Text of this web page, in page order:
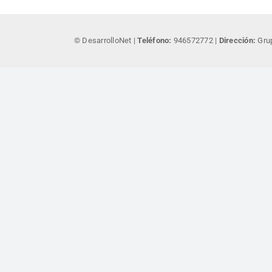
© DesarrolloNet |Teléfono: 946572772 | Dirección: